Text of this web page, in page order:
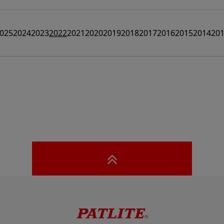
20242023202220212020201920182017201620152014